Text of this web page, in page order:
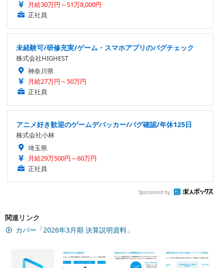
月給30万円～51万8,000円
正社員
未経験可/研修充実/ゲーム・スマホアプリのバグチェック
株式会社HIGHEST
神奈川県
月給27万円～50万円
正社員
アニメ好き歓迎のゲームデバッカー/バグ確認/年休125日
株式会社小林
埼玉県
月給29万500円～60万円
正社員
Sponsored by
関連リンク
カバー「2026年3月期 決算説明資料」